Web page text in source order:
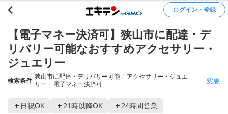
ログイン・登録
【電子マネー決済可】狭山市に配達・デ
リバリー可能なおすすめアクセサリー・
ジュエリー
検索条件
狭山市に配達・デリバリー可能
アクセサリー・ジュエ
リー
電子マネー決済可 変更
日祝OK 21時以降OK 24時間営業